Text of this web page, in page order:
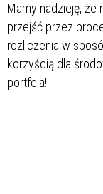
Mamy nadzieję, że
przejść przez
rozliczenia w
korzyścią dla
portfela!